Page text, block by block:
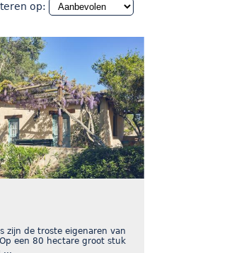
op:
zijn de troste eigenaren van
een 80 hectare groot stuk